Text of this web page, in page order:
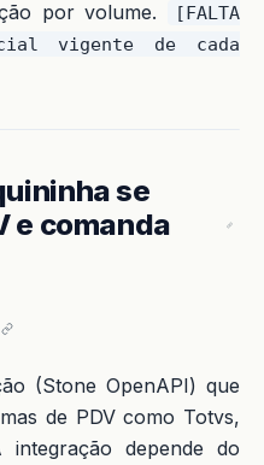
por volume.
[FALTA
vigente de cada
se
e comanda
(Stone OpenAPI) que
de PDV como Totvs,
depende do